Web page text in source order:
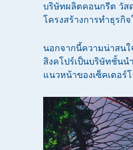
บริษัทผลิตคอนกรีต วัส
โครงสร้างการทำธุรกิ
นอกจากนี้ความน่าสน
สิงคโปร์เป็นบริษัทชั้นน
แนวหน้าของเซ็คเตอร์